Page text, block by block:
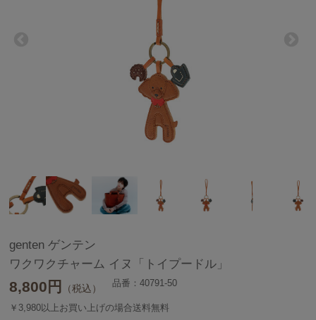
genten ゲンテン
ワクワクチャーム イヌ「トイプードル」
8,800 円 （税込） 品番：40791-50
￥3,980以上お買い上げの場合送料無料